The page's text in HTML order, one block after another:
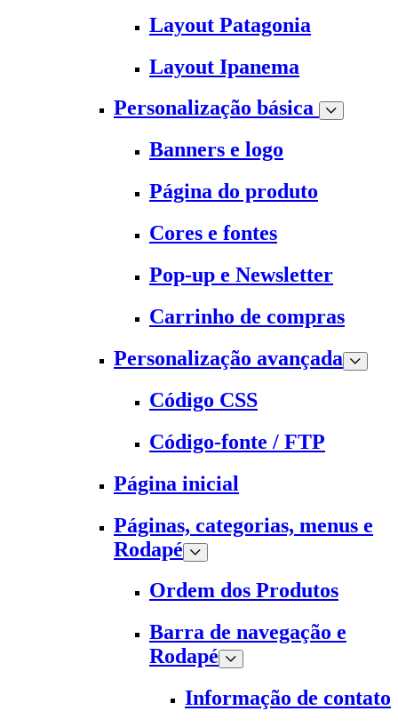
Layout Patagonia
Layout Ipanema
Personalização básica
Banners e logo
Página do produto
Cores e fontes
Pop-up e Newsletter
Carrinho de compras
Personalização avançada
Código CSS
Código-fonte / FTP
Página inicial
Páginas, categorias, menus e
Rodapé
Ordem dos Produtos
Barra de navegação e
Rodapé
Informação de contato